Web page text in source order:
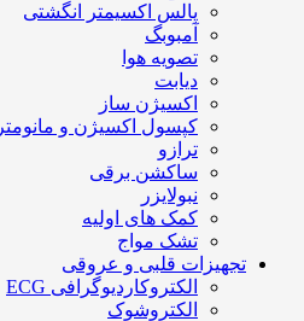
پالس اکسیمتر انگشتی
آمبوبگ
تصویه هوا
دیابت
اکسیژن ساز
کپسول اکسیژن و مانومتر
ترازو
ساکشن برقی
نبولایزر
کمک های اولیه
تشک مواج
تجهیزات قلبی و عروقی
الکتروکاردیوگرافی ECG
الکتروشوک